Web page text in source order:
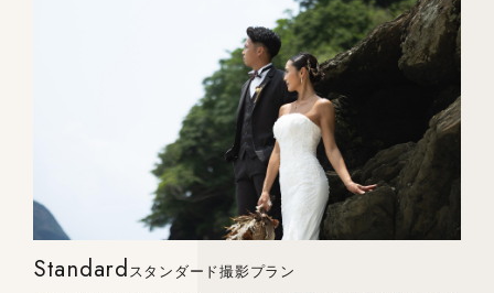
Standard スタンダード撮影プラン